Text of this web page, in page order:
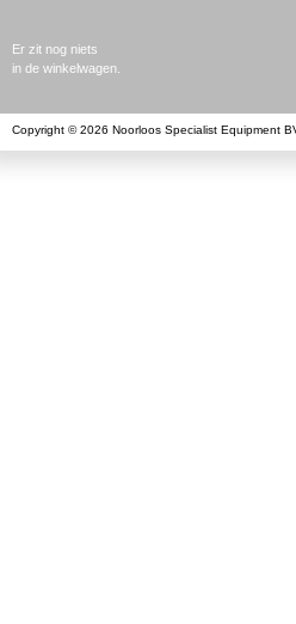
Er zit nog niets
in de winkelwagen.
Copyright © 2026 Noorloos Specialist Equipment